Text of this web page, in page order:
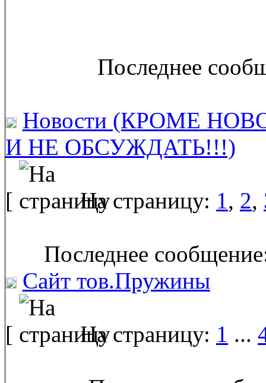
Последнее
Новости (КРОМЕ
И НЕ ОБСУЖДАТЬ!!!)
[ На страницу: 1, 2,
Последнее
Сайт тов.Пружины
[ На страницу: 1 ...